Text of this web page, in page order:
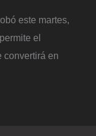
este martes,
el
convertirá en